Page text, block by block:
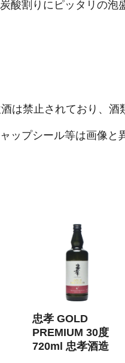
酸割りにピッタリの
は禁止されており、酒
プシール等は画像と
忠孝 GOLD
PREMIUM 30度
720ml 忠孝酒造